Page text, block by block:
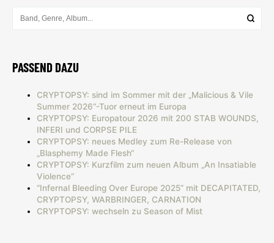
PASSEND DAZU
CRYPTOPSY: sind im Sommer mit der „Malicious & Vile
Summer 2026“-Tuor erneut im Europa
CRYPTOPSY: Europatour 2026 mit 200 STAB WOUNDS,
INFERI und CORPSE PILE
CRYPTOPSY: neues Medley zum Re-Release von
„Blasphemy Made Flesh“
CRYPTOPSY: Kurzfilm zum neuen Album „An Insatiable
Violence“
“Infernal Bleeding Over Europe 2025” mit DECAPITATED,
CRYPTOPSY, WARBRINGER, CARNATION
CRYPTOPSY: wechseln zu Season of Mist